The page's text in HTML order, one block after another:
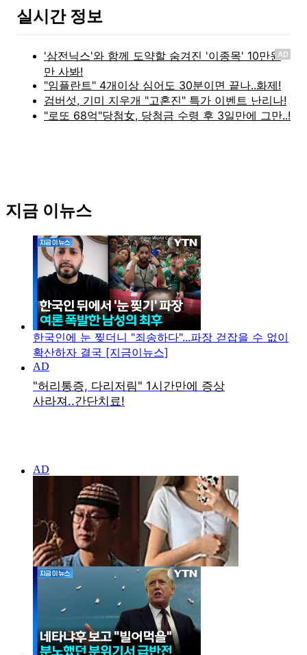
실시간 정보
AD
지금 이뉴스
한국인에 눈 찢더니 "죄송하다"...파장 걷잡을 수 없이
확산하자 결국 [지금이뉴스]